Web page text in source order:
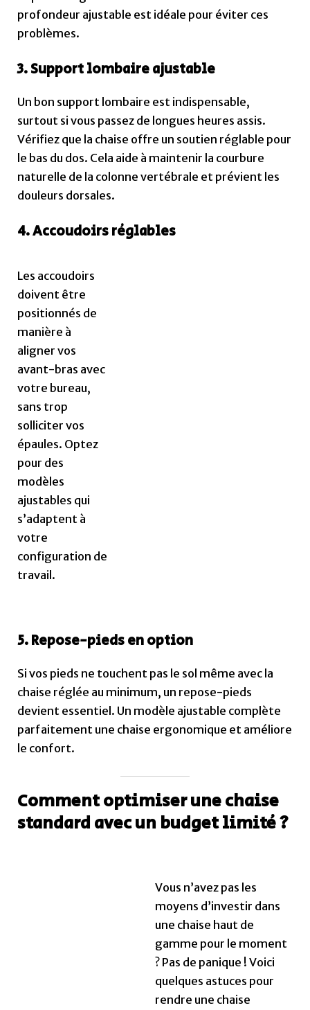
profondeur ajustable est idéale pour éviter ces
problèmes.
3. Support lombaire ajustable
Un bon support lombaire est indispensable,
surtout si vous passez de longues heures assis.
Vérifiez que la chaise offre un soutien réglable pour
le bas du dos. Cela aide à maintenir la courbure
naturelle de la colonne vertébrale et prévient les
douleurs dorsales.
4. Accoudoirs réglables
Les accoudoirs
doivent être
positionnés de
manière à
aligner vos
avant-bras avec
votre bureau,
sans trop
solliciter vos
épaules. Optez
pour des
modèles
ajustables qui
s’adaptent à
votre
configuration de
travail.
5. Repose-pieds en option
Si vos pieds ne touchent pas le sol même avec la
chaise réglée au minimum, un repose-pieds
devient essentiel. Un modèle ajustable complète
parfaitement une chaise ergonomique et améliore
le confort.
Comment optimiser une chaise
standard avec un budget limité ?
Vous n’avez pas les
moyens d’investir dans
une chaise haut de
gamme pour le moment
? Pas de panique ! Voici
quelques astuces pour
rendre une chaise